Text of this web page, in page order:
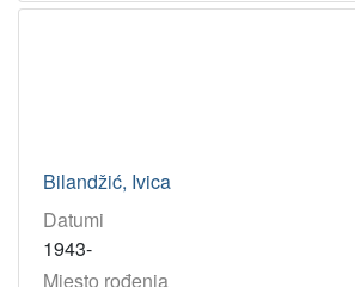
Bilandžić, Ivica
Datumi
1943-
Mjesto rođenja